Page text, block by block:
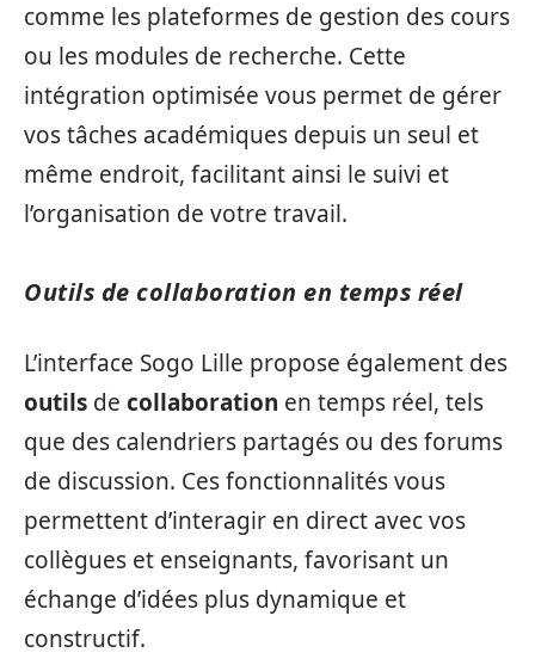
comme les plateformes de gestion des cours
ou les modules de recherche. Cette
intégration optimisée vous permet de gérer
vos tâches académiques depuis un seul et
même endroit, facilitant ainsi le suivi et
l’organisation de votre travail.
Outils de collaboration en temps réel
L’interface Sogo Lille propose également des
outils de collaboration en temps réel, tels
que des calendriers partagés ou des forums
de discussion. Ces fonctionnalités vous
permettent d’interagir en direct avec vos
collègues et enseignants, favorisant un
échange d’idées plus dynamique et
constructif.